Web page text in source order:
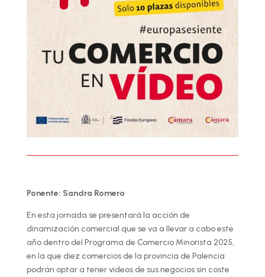
Ponente: Sandra Romero
En esta jornada se presentará la acción de
dinamización comercial que se va a llevar a cabo este
año dentro del Programa de Comercio Minorista 2025,
en la que diez comercios de la provincia de Palencia
podrán optar a tener videos de sus negocios sin coste